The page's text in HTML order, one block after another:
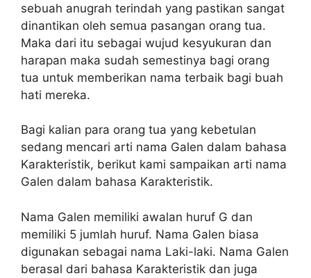
sebuah anugrah terindah yang pastikan sangat
dinantikan oleh semua pasangan orang tua.
Maka dari itu sebagai wujud kesyukuran dan
harapan maka sudah semestinya bagi orang
tua untuk memberikan nama terbaik bagi buah
hati mereka.
Bagi kalian para orang tua yang kebetulan
sedang mencari arti nama Galen dalam bahasa
Karakteristik, berikut kami sampaikan arti nama
Galen dalam bahasa Karakteristik.
Nama Galen memiliki awalan huruf G dan
memiliki 5 jumlah huruf. Nama Galen biasa
digunakan sebagai nama Laki-laki. Nama Galen
berasal dari bahasa Karakteristik dan juga